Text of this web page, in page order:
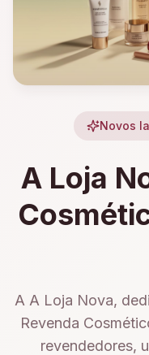
Novos
A Loja
A A Loja Nova,
Revenda
revendedores,